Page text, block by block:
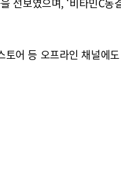
어 등 오프라인 채널에